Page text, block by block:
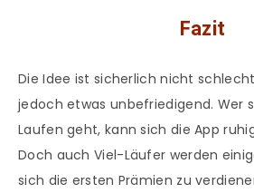
Fazit
Die Idee ist sicherlich nicht
jedoch etwas unbefriedigend. Wer
Laufen geht, kann sich die App
Doch auch Viel-Läufer werden
sich die ersten Prämien zu